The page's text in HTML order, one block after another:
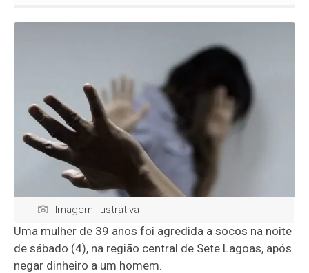
Imagem ilustrativa
Uma mulher de 39 anos foi agredida a socos na noite
de sábado (4), na região central de Sete Lagoas, após
negar dinheiro a um homem.